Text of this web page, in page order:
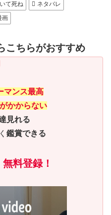
て死ね
ネタバレ
画
こちらがおすすめ
マンス最高
かからない
見れる
鑑賞できる
料登録！